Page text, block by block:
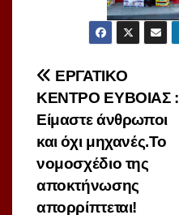
Πλοήγηση
άρθρων
ΕΡΓΑΤΙΚΟ
ΚΕΝΤΡΟ ΕΥΒΟΙΑΣ :
Είμαστε άνθρωποι
και όχι μηχανές.Το
νομοσχέδιο της
αποκτήνωσης
απορρίπτεται!